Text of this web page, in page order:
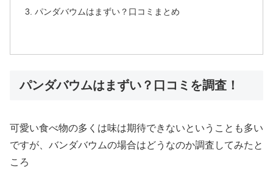
パンダバウムはまずい？口コミまとめ
パンダバウムはまずい？口コミを調査！
可愛い食べ物の多くは味は期待できないということも多い
ですが、バンダバウムの場合はどうなのか調査してみたと
ころ